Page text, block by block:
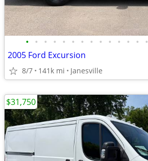
• • • • • • • • • • • • • •
2005 Ford Excursion
8/7 141k mi Janesville
$31,750